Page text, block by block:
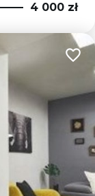
4 000 zł